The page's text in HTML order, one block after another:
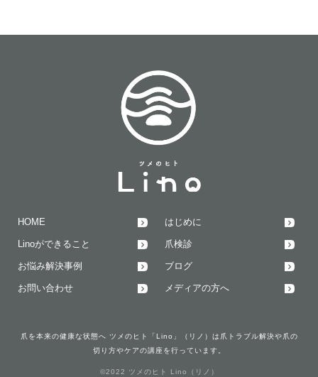
HOME はじめに
Linoができること 爪検診
お悩み解決事例 ブログ
お問い合わせ メディアの方へ
爪を本来の健康な状態へ ツメのヒト「Lino」（リノ）は爪トラブル解決や爪の
切り方やケアの講座を行っています。
©2022 ツメのヒト Lino（リノ）